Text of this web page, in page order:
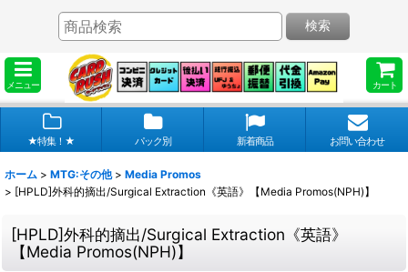
メニュー カート
検索
★特集！★ パック別 新着商品 お問い合わせ
ホーム > MTG:その他 > Media Promos
> [HPLD]外科的摘出/Surgical Extraction《英語》【Media Promos(NPH)】
[HPLD]外科的摘出/Surgical Extraction《英語》
【Media Promos(NPH)】